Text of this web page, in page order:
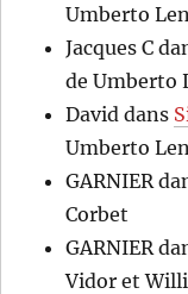
Umberto
Jacques C
de Umberto
David dans
Umberto
GARNIER
Corbet
GARNIER
Vidor et